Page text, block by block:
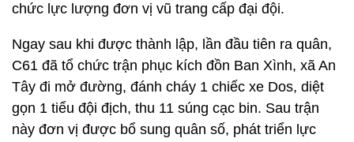
chức lực lượng đơn vị vũ trang cấp đại đội.
Ngay sau khi được thành lập, lần đầu tiên ra quân,
C61 đã tổ chức trận phục kích đồn Ban Xình, xã An
Tây đi mở đường, đánh cháy 1 chiếc xe Dos, diệt
gọn 1 tiểu đội địch, thu 11 súng cạc bin. Sau trận
này đơn vị được bổ sung quân số, phát triển lực